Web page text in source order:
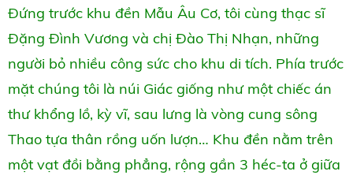
Đứng trước khu đền Mẫu Âu Cơ, tôi cùng thạc sĩ
Đặng Đình Vương và chị Đào Thị Nhạn, những
người bỏ nhiều công sức cho khu di tích. Phía trước
mặt chúng tôi là núi Giác giống như một chiếc án
thư khổng lồ, kỳ vĩ, sau lưng là vòng cung sông
Thao tựa thân rồng uốn lượn… Khu đền nằm trên
một vạt đồi bằng phẳng, rộng gần 3 héc-ta ở giữa